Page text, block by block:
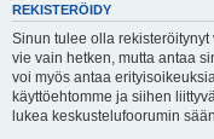
REKISTERÖIDY
Sinun tulee olla
vie vain hetken, mutta antaa
voi myös antaa
käyttöehtomme ja siihen
lukea keskustelufoorumin